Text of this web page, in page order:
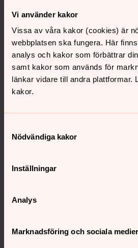
Vi använder kakor
Vissa av våra kakor (cookies) är
webbplatsen ska fungera. Här
analys och kakor som förbättrar
samt kakor som används för
länkar vidare till andra plattformar.
kakor.
Nödvändiga kakor
Inställningar
Analys
Marknadsföring och sociala medier
Efter högmässan samlades man
var kyrkan slutligen offentligt
Ljuskrans tillverkad av Åke Wremp,